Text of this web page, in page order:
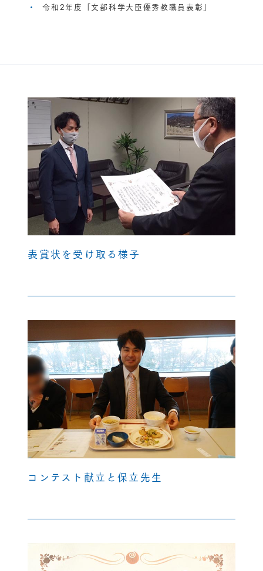
令和2年度「文部科学大臣優秀教職員表彰」
表賞状を受け取る様子
コンテスト献立と保立先生